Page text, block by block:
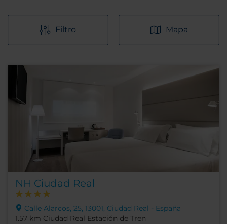
Filtro Mapa
NH Ciudad Real
Calle Alarcos, 25, 13001, Ciudad Real - España
1.57 km Ciudad Real Estación de Tren